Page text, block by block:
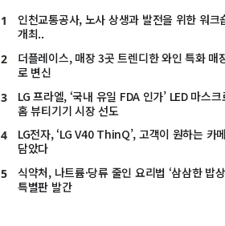
1
인천교통공사, 노사 상생과 발전을 위한 워크
개최..
2
더플레이스, 매장 3곳 트렌디한 와인 특화 매
로 변신
3
LG 프라엘, ‘국내 유일 FDA 인가’ LED 마스크
홈 뷰티기기 시장 선도
4
LG전자, ‘LG V40 ThinQ’, 고객이 원하는 카
담았다
5
식약처, 나트륨·당류 줄인 요리법 ‘삼삼한 밥
특별판 발간